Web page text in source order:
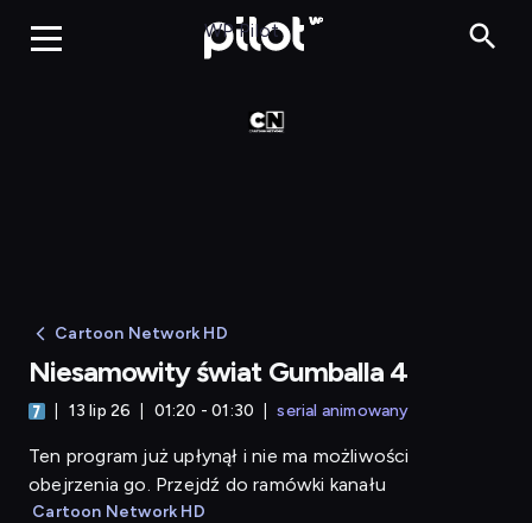
WP Pilot
Cartoon Network HD
Niesamowity świat Gumballa 4
13 lip 26 01:20 - 01:30 serial animowany
Ten program już upłynął i nie ma możliwości
obejrzenia go. Przejdź do ramówki kanału
Cartoon Network HD